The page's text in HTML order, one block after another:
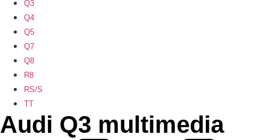
Q3
Q4
Q5
Q7
Q8
R8
RS/S
TT
Audi Q3 multimedia